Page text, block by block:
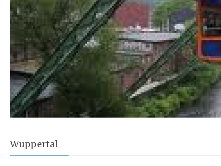
Wuppertal